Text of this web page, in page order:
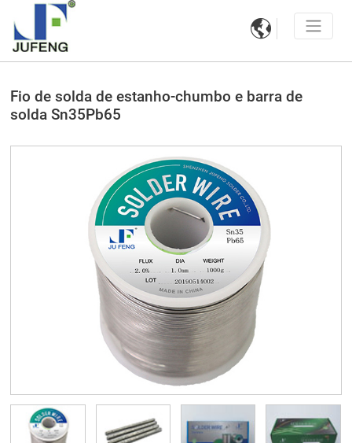

Fio de solda de estanho-chumbo e barra de
solda Sn35Pb65